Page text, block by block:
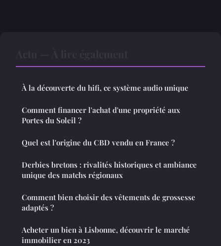
À la découverte du hifi, ce système audio unique
Comment financer l'achat d'une propriété aux
Portes du Soleil ?
Quel est l'origine du CBD vendu en France ?
Derbies bretons : rivalités historiques et ambiance
unique des matchs régionaux
Comment bien choisir des vêtements de grossesse
adaptés ?
Acheter un bien à Lisbonne, découvrir le marché
immobilier en 2023